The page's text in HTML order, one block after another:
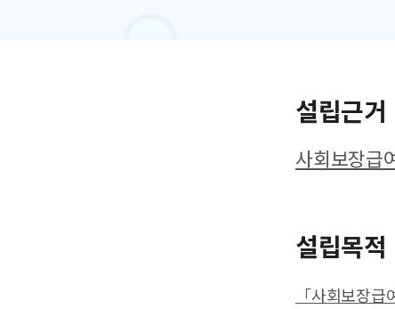
설립근거
사회보장급
설립목적
「사회보장